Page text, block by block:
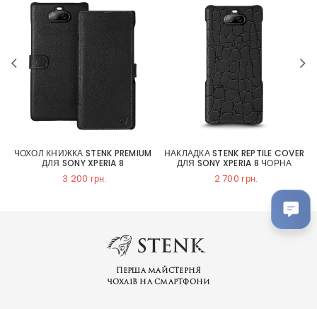
ЧОХОЛ КНИЖКА STENK PREMIUM
ДЛЯ SONY XPERIA 8
3 200 грн.
НАКЛАДКА STENK REPTILE COVER
ДЛЯ SONY XPERIA 8 ЧОРНА
2 700 грн.
Перша майстерня
чохлів на смартфони